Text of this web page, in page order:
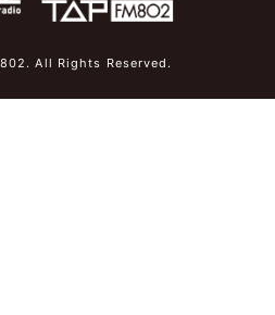
All Rights Reserved.